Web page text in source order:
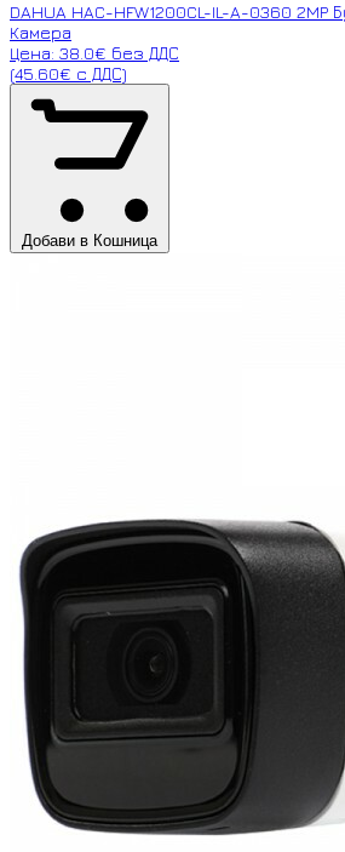
DAHUA HAC-HFW1200CL-IL-A-0360
Камера
Цена: 38.0€ без ДДС
(45.60€ с ДДС)
Добави в Кошница